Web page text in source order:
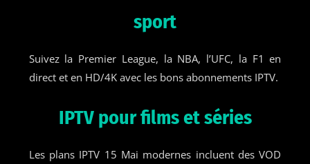
sport
Suivez la Premier League, la NBA, l’UFC, la F1 en
direct et en HD/4K avec les bons abonnements IPTV.
IPTV pour films et séries
Les plans IPTV 15 Mai modernes incluent des VOD